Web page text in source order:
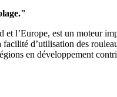
l’Europe, est un moteur
d’utilisation des
en développement